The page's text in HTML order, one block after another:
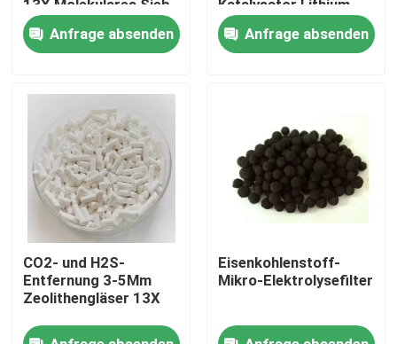
Werksbesichtigung
Qualitätskontrolle
Kontakt mit uns
Bitte um ein Angebot
PSA-Molekularsiet
Molekulare Siebe Zeolith
13X Molekulares Sieb
Zeolith für
Sauerstoffkonzentrator
Anfrage absenden
Katalysator Lithium
Molekulares Sieb
Sauerstoff Mcm 22
Zeolith
Anfrage absenden
CO2- und H2S-
Entfernung 3-5Mm
Zeolithengläser 13X
Eisenkohlenstoff-
Mikro-Elektrolysefilter